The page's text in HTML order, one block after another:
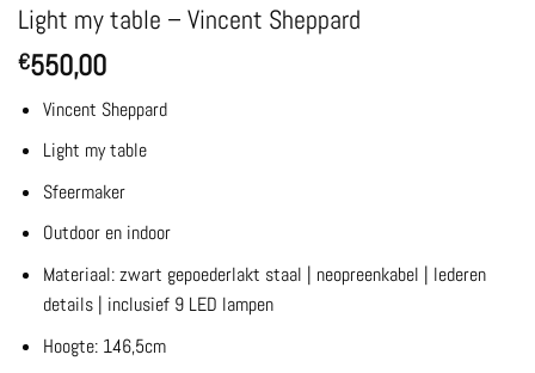
Light my table – Vincent Sheppard
€550,00
Vincent Sheppard
Light my table
Sfeermaker
Outdoor en indoor
Materiaal: zwart gepoederlakt staal | neopreenkabel | lederen
details | inclusief 9 LED lampen
Hoogte: 146,5cm